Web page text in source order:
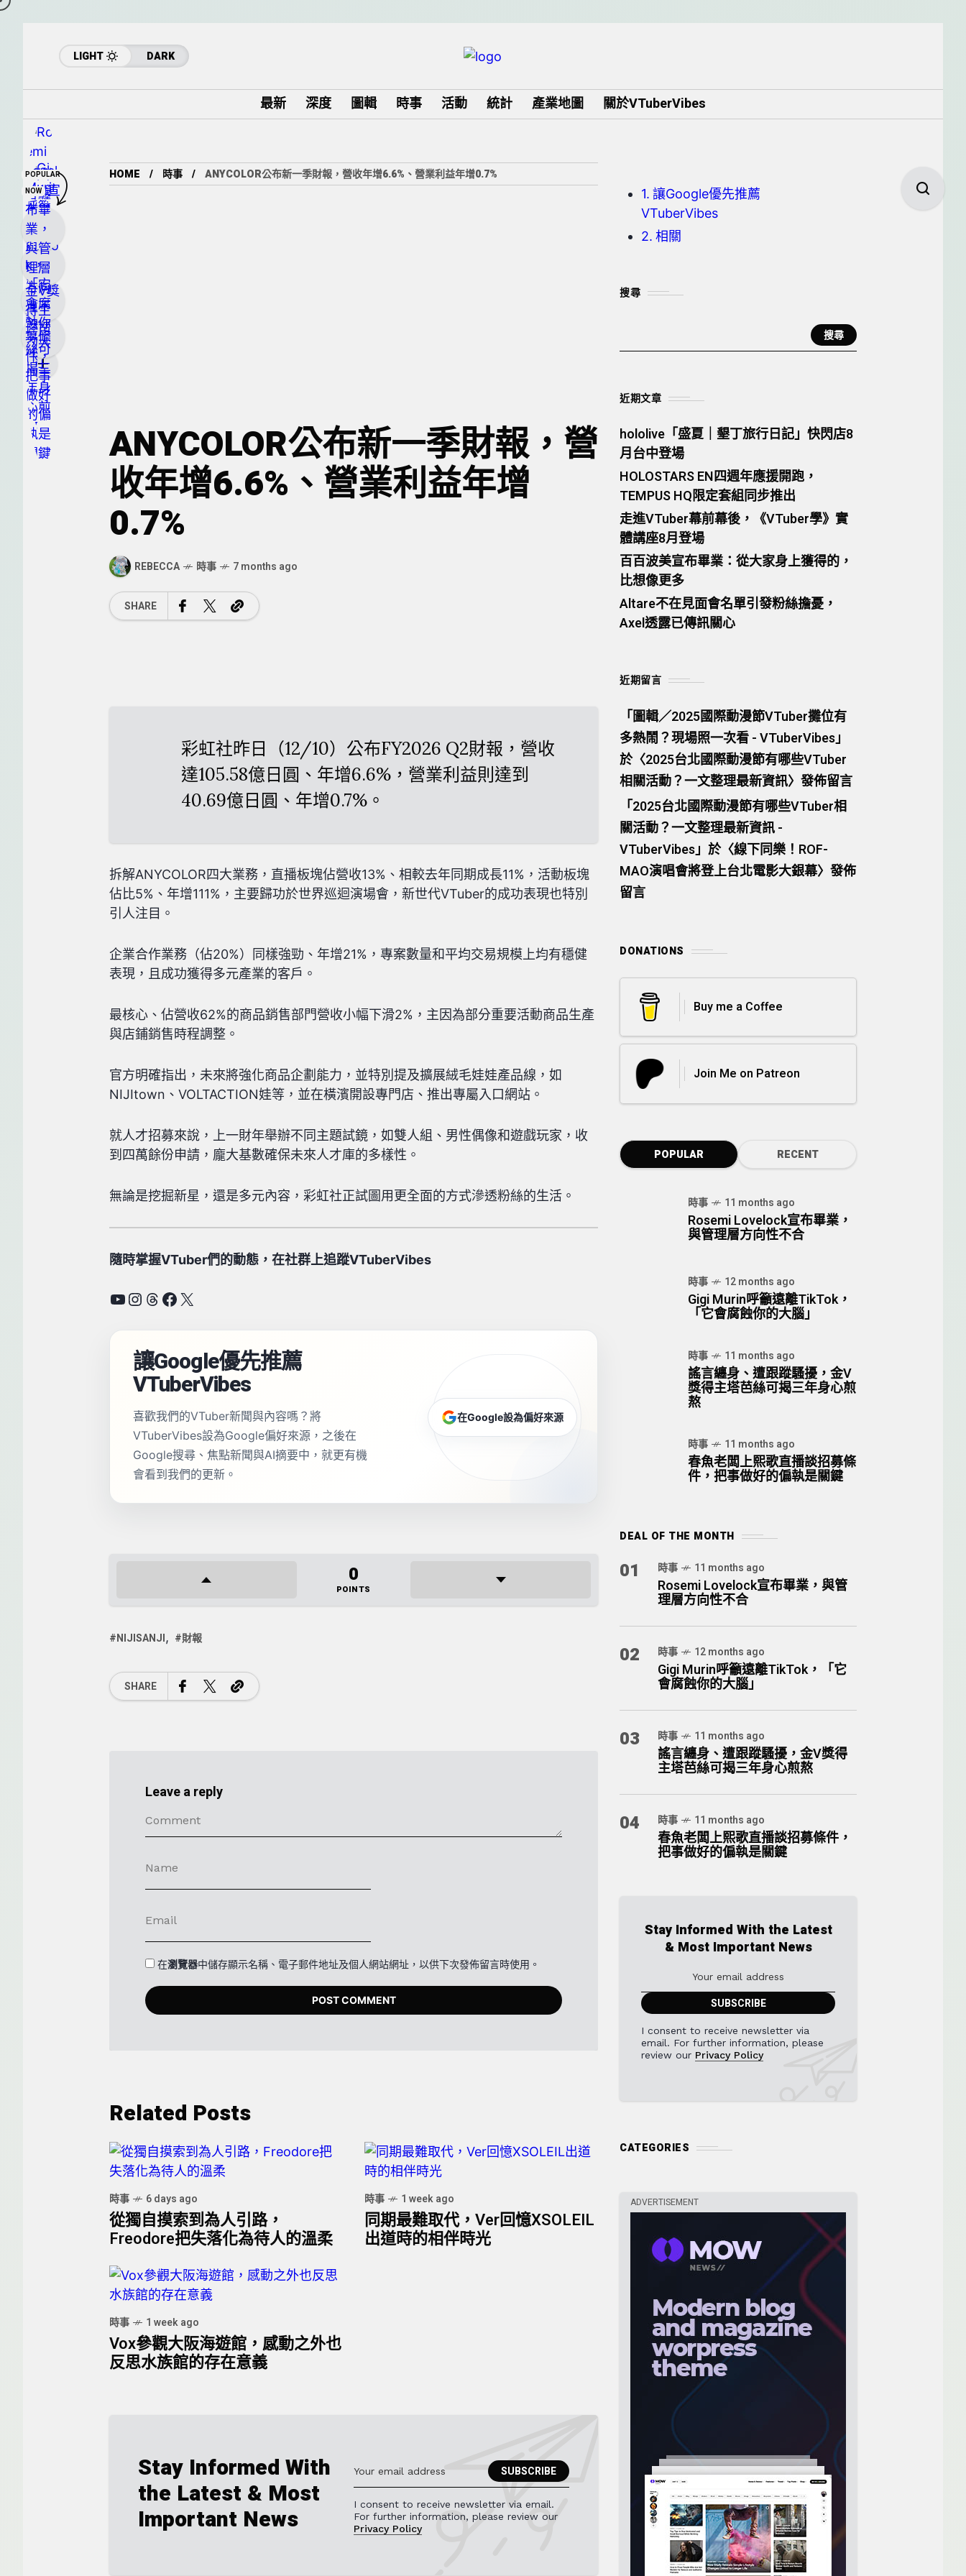
LIGHT DARK
最新 深度 圖輯 時事 活動 統計 產業地圖 關於VTuberVibes
HOME 時事 ANYCOLOR公布新一季財報，營收年增6.6%、營業利益年增0.7%
ANYCOLOR公布新一季財報，營
收年增6.6%、營業利益年增
0.7%
REBECCA 時事 7 months ago
SHARE
彩虹社昨日（12/10）公布FY2026 Q2財報，營收
達105.58億日圓、年增6.6%，營業利益則達到
40.69億日圓、年增0.7%。
拆解ANYCOLOR四大業務，直播板塊佔營收13%、相較去年同期成長11%，活動板塊
佔比5%、年增111%，主要歸功於世界巡迴演場會，新世代VTuber的成功表現也特別
引人注目。
企業合作業務（佔20%）同樣強勁、年增21%，專案數量和平均交易規模上均有穩健
表現，且成功獲得多元產業的客戶。
最核心、佔營收62%的商品銷售部門營收小幅下滑2%，主因為部分重要活動商品生產
與店鋪銷售時程調整。
官方明確指出，未來將強化商品企劃能力，並特別提及擴展絨毛娃娃產品線，如
NIJItown、VOLTACTION娃等，並在橫濱開設專門店、推出專屬入口網站。
就人才招募來說，上一財年舉辦不同主題試鏡，如雙人組、男性偶像和遊戲玩家，收
到四萬餘份申請，龐大基數確保未來人才庫的多樣性。
無論是挖掘新星，還是多元內容，彩虹社正試圖用更全面的方式滲透粉絲的生活。
隨時掌握VTuber們的動態，在社群上追蹤VTuberVibes
YouTube
Instagram
Threads
Facebook
X
讓Google優先推薦
VTuberVibes
喜歡我們的VTuber新聞與內容嗎？將
VTuberVibes設為Google偏好來源，之後在
Google搜尋、焦點新聞與AI摘要中，就更有機
會看到我們的更新。
在Google設為偏好來源
0
POINTS
NIJISANJI 財報
SHARE
Leave a reply
在瀏覽器中儲存顯示名稱、電子郵件地址及個人網站網址，以供下次發佈留言時使用。
Related Posts
時事 6 days ago
從獨自摸索到為人引路，
Freodore把失落化為待人的溫柔
時事 1 week ago
同期最難取代，Ver回憶XSOLEIL
出道時的相伴時光
時事 1 week ago
Vox參觀大阪海遊館，感動之外也
反思水族館的存在意義
Stay Informed With
the Latest & Most
Important News
I consent to receive newsletter via email.
For further information, please review our
Privacy Policy
讓Google優先推薦
VTuberVibes
相關
搜尋
搜尋
近期文章
hololive「盛夏｜墾丁旅行日記」快閃店8
月台中登場
HOLOSTARS EN四週年應援開跑，
TEMPUS HQ限定套組同步推出
走進VTuber幕前幕後，《VTuber學》實
體講座8月登場
百百波美宣布畢業：從大家身上獲得的，
比想像更多
Altare不在見面會名單引發粉絲擔憂，
Axel透露已傳訊關心
近期留言
「圖輯／2025國際動漫節VTuber攤位有
多熱鬧？現場照一次看 - VTuberVibes」
於〈2025台北國際動漫節有哪些VTuber
相關活動？一文整理最新資訊〉發佈留言
「2025台北國際動漫節有哪些VTuber相
關活動？一文整理最新資訊 -
VTuberVibes」於〈線下同樂！ROF-
MAO演唱會將登上台北電影大銀幕〉發佈
留言
DONATIONS
Buy me a Coffee
Join Me on Patreon
POPULAR RECENT
時事 11 months ago
Rosemi Lovelock宣布畢業，
與管理層方向性不合
時事 12 months ago
Gigi Murin呼籲遠離TikTok，
「它會腐蝕你的大腦」
時事 11 months ago
謠言纏身、遭跟蹤騷擾，金V
獎得主塔芭絲可揭三年身心煎
熬
時事 11 months ago
春魚老闆上熙歌直播談招募條
件，把事做好的偏執是關鍵
DEAL OF THE MONTH
01 時事 11 months ago
Rosemi Lovelock宣布畢業，與管
理層方向性不合
02 時事 12 months ago
Gigi Murin呼籲遠離TikTok，「它
會腐蝕你的大腦」
03 時事 11 months ago
謠言纏身、遭跟蹤騷擾，金V獎得
主塔芭絲可揭三年身心煎熬
04 時事 11 months ago
春魚老闆上熙歌直播談招募條件，
把事做好的偏執是關鍵
Stay Informed With the Latest
& Most Important News
I consent to receive newsletter via
email. For further information, please
review our Privacy Policy
CATEGORIES
ADVERTISEMENT
POPULAR
NOW